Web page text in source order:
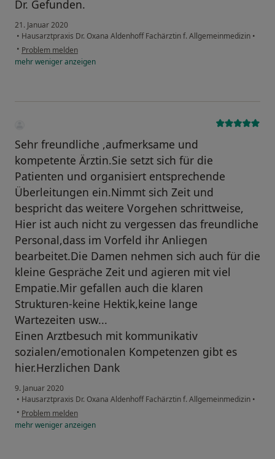
Dr. Gefunden.
21. Januar 2020
• Hausarztpraxis Dr. Oxana Aldenhoff Fachärztin f. Allgemeinmedizin •
• Problem melden
mehrwenigeranzeigen
Sehr freundliche ,aufmerksame und
kompetente Ärztin.Sie setzt sich für die
Patienten und organisiert entsprechende
Überleitungen ein.Nimmt sich Zeit und
bespricht das weitere Vorgehen schrittweise,
Hier ist auch nicht zu vergessen das freundliche
Personal,dass im Vorfeld ihr Anliegen
bearbeitet.Die Damen nehmen sich auch für die
kleine Gespräche Zeit und agieren mit viel
Empatie.Mir gefallen auch die klaren
Strukturen-keine Hektik,keine lange
Wartezeiten usw...
Einen Arztbesuch mit kommunikativ
sozialen/emotionalen Kompetenzen gibt es
hier.Herzlichen Dank
9. Januar 2020
• Hausarztpraxis Dr. Oxana Aldenhoff Fachärztin f. Allgemeinmedizin •
• Problem melden
mehrwenigeranzeigen